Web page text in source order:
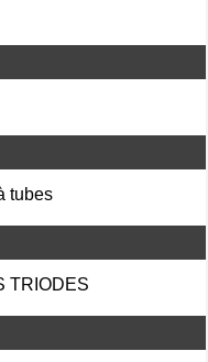
tubes
TRIODES